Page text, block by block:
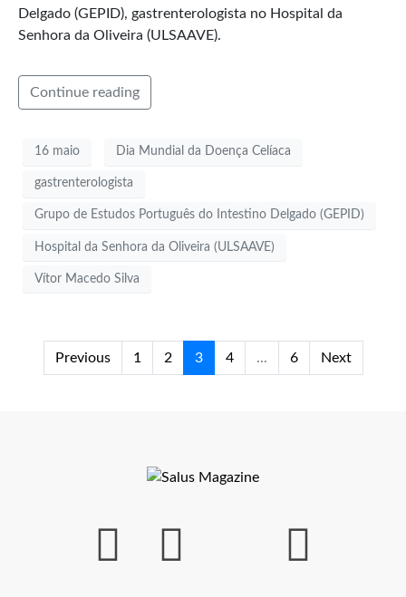
Delgado (GEPID), gastrenterologista no Hospital da
Senhora da Oliveira (ULSAAVE).
Continue reading
16 maio Dia Mundial da Doença Celíaca
gastrenterologista
Grupo de Estudos Português do Intestino Delgado (GEPID)
Hospital da Senhora da Oliveira (ULSAAVE)
Vítor Macedo Silva
Previous 1 2 3 4 ... 6 Next